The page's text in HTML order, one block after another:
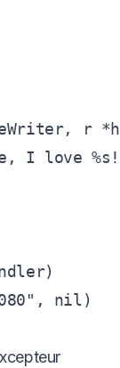
r
I love
nil)